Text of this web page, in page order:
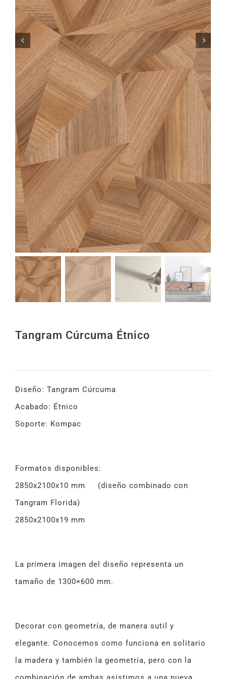
Tangram Cúrcuma Étnico
Diseño: Tangram Cúrcuma
Acabado: Étnico
Soporte: Kompac
Formatos disponibles:
2850x2100x10 mm (diseño combinado con
Tangram Florida)
2850x2100x19 mm
La primera imagen del diseño representa un
tamaño de 1300×600 mm.
Decorar con geometría, de manera sutil y
elegante. Conocemos como funciona en solitario
la madera y también la geometría, pero con la